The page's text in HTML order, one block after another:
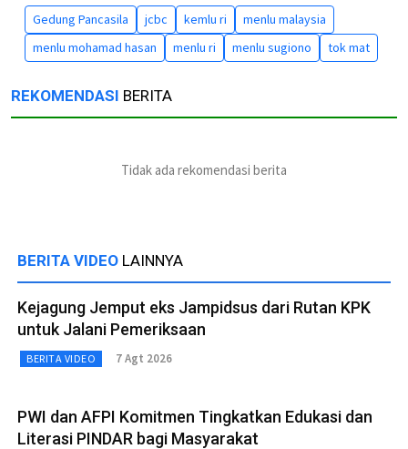
Gedung Pancasila jcbc kemlu ri
menlu malaysia
menlu mohamad hasan
menlu ri menlu sugiono tok mat
REKOMENDASI BERITA
Tidak ada rekomendasi berita
BERITA VIDEO LAINNYA
Kejagung Jemput eks Jampidsus dari Rutan KPK
untuk Jalani Pemeriksaan
BERITA VIDEO 7 Agt 2026
PWI dan AFPI Komitmen Tingkatkan Edukasi dan
Literasi PINDAR bagi Masyarakat